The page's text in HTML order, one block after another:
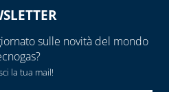
PER
E
sulle novità del mondo
la tua mail!